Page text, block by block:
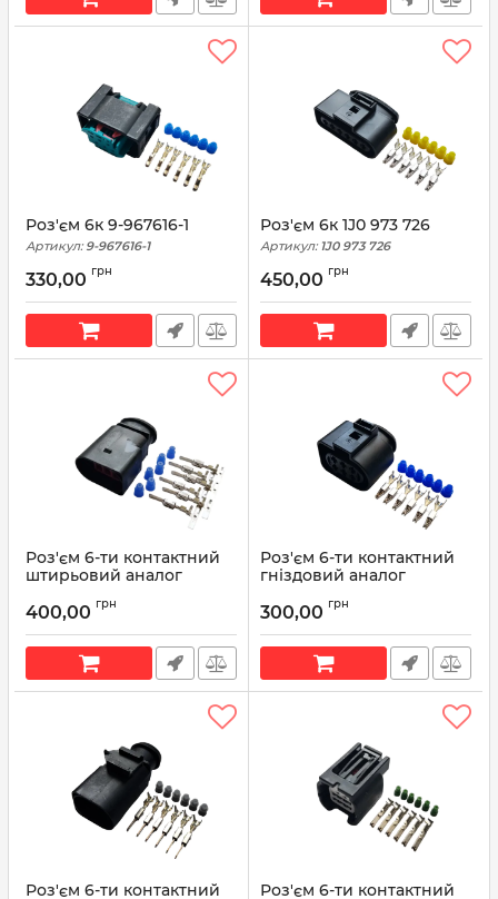
Роз'єм 6к 9-967616-1
Артикул: 9-967616-1
330,00 грн
Роз'єм 6к 1J0 973 726
Артикул: 1J0 973 726
450,00 грн
Роз'єм 6-ти контактний
штирьовий аналог
Артикул: 1J0 973 833
400,00 грн
Роз'єм 6-ти контактний
гніздовий аналог
Артикул: 1J0 973 733
300,00 грн
Роз'єм 6-ти контактний
Роз'єм 6-ти контактний